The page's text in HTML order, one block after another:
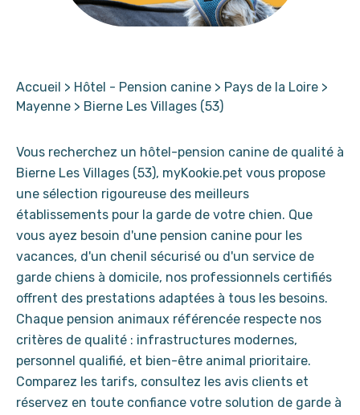
Accueil > Hôtel - Pension canine > Pays de la Loire >
Mayenne > Bierne Les Villages (53)
Vous recherchez un hôtel-pension canine de qualité à
Bierne Les Villages (53), myKookie.pet vous propose
une sélection rigoureuse des meilleurs
établissements pour la garde de votre chien. Que
vous ayez besoin d'une pension canine pour les
vacances, d'un chenil sécurisé ou d'un service de
garde chiens à domicile, nos professionnels certifiés
offrent des prestations adaptées à tous les besoins.
Chaque pension animaux référencée respecte nos
critères de qualité : infrastructures modernes,
personnel qualifié, et bien-être animal prioritaire.
Comparez les tarifs, consultez les avis clients et
réservez en toute confiance votre solution de garde à